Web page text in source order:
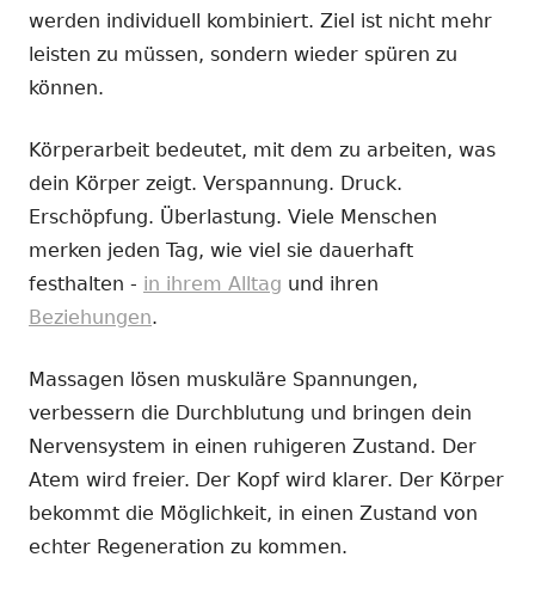
werden individuell kombiniert. Ziel ist nicht mehr
leisten zu müssen, sondern wieder spüren zu
können.
Körperarbeit bedeutet, mit dem zu arbeiten, was
dein Körper zeigt. Verspannung. Druck.
Erschöpfung. Überlastung. Viele Menschen
merken jeden Tag, wie viel sie dauerhaft
festhalten - in ihrem Alltag und ihren
Beziehungen.
Massagen lösen muskuläre Spannungen,
verbessern die Durchblutung und bringen dein
Nervensystem in einen ruhigeren Zustand. Der
Atem wird freier. Der Kopf wird klarer. Der Körper
bekommt die Möglichkeit, in einen Zustand von
echter Regeneration zu kommen.